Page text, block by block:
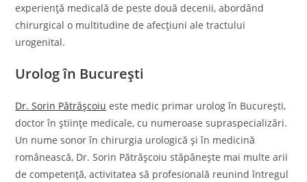
experiență medicală de peste două decenii, abordând
chirurgical o multitudine de afecțiuni ale tractului
urogenital.
Urolog în București
Dr. Sorin Pătrășcoiu este medic primar urolog în București,
doctor în științe medicale, cu numeroase supraspecializări.
Un nume sonor în chirurgia urologică și în medicină
românească, Dr. Sorin Pătrășcoiu stăpânește mai multe arii
de competență, activitatea să profesională reunind întregul